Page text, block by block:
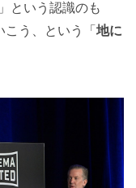
という認識のも
う、という「 地に